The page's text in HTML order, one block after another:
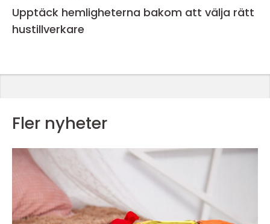
Upptäck hemligheterna bakom att välja rätt
hustillverkare
Fler nyheter